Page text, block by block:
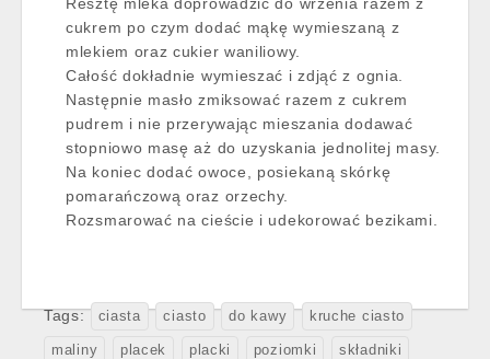
cukrem po czym dodać mąkę wymieszaną z
mlekiem oraz cukier waniliowy.
Całość dokładnie wymieszać i zdjąć z ognia.
Następnie masło zmiksować razem z cukrem
pudrem i nie przerywając mieszania dodawać
stopniowo masę aż do uzyskania jednolitej masy.
Na koniec dodać owoce, posiekaną skórkę
pomarańczową oraz orzechy.
Rozsmarować na cieście i udekorować bezikami.
Tags: ciasta ciasto do kawy kruche ciasto
maliny placek placki poziomki składniki